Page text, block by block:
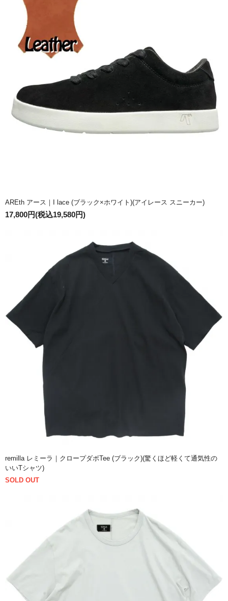
AREth アース｜I lace (ブラック×ホワイト)(アイレース スニーカー)
17,800円(税込19,580円)
remilla レミーラ｜クロープダボTee (ブラック)(驚くほど軽くて通気性の
いいTシャツ)
SOLD OUT